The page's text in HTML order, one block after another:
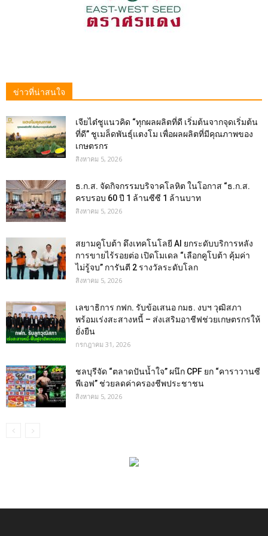
ข่าวที่น่าสนใจ
เจียไต๋ชูแนวคิด “ทุกผลผลิตที่ดี เริ่มต้นจากจุดเริ่มต้น
ที่ดี” ชูเมล็ดพันธุ์แตงโม เพื่อผลผลิตที่มีคุณภาพของ
เกษตรกร
สิงหาคม 5, 2026
ธ.ก.ส. จัดกิจกรรมบริจาคโลหิต ในโอกาส “ธ.ก.ส.
ครบรอบ 60 ปี 1 ล้านซีซี 1 ล้านบาท
สิงหาคม 5, 2026
สยามคูโบต้า ดึงเทคโนโลยี AI ยกระดับบริการหลัง
การขายไร้รอยต่อ เปิดโมเดล “เลือกคูโบต้า คุ้มค่า
ไม่รู้จบ” การันตี 2 รางวัลระดับโลก
สิงหาคม 5, 2026
เลขาธิการ กฟก. รับข้อเสนอ กมธ. งบฯ วุฒิสภา
พร้อมเร่งสะสางหนี้ – ส่งเสริมอาชีฟช่วยเกษตรกรให้
ยั่งยืน
กรกฎาคม 31, 2026
ชลบุรีจัด “ตลาดปันน้ำใจ” ผนึก CPF ยก “คาราวานซี
พีเอฟ” ช่วยลดค่าครองชีพประชาชน
สิงหาคม 5, 2026